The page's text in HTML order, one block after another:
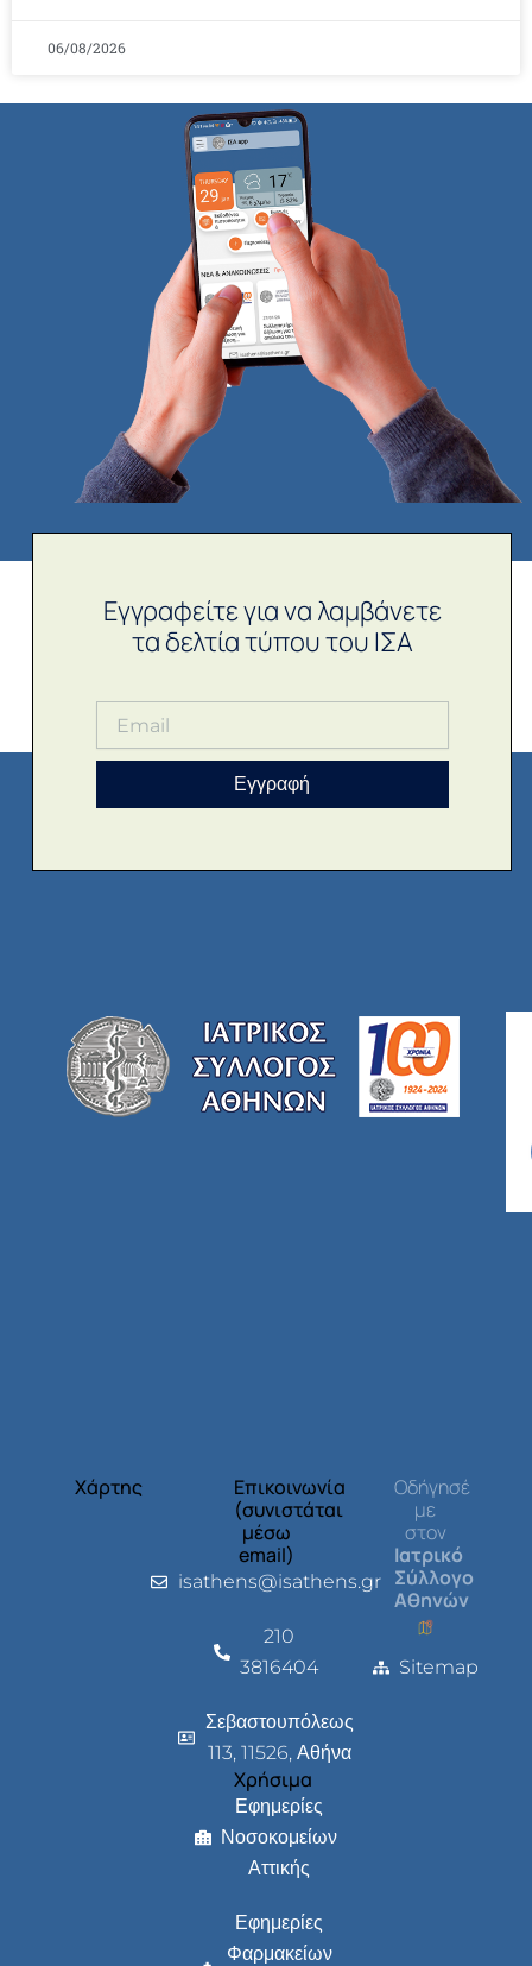
06/08/2026
Εγγραφείτε για να λαμβάνετε
τα δελτία τύπου του ΙΣΑ
Εγγραφή
Χάρτης
Επικοινωνία
(συνιστάται
μέσω
email)
isathens@isathens.gr
210
3816404
Σεβαστουπόλεως
113, 11526, Αθήνα
Χρήσιμα
Εφημερίες
Νοσοκομείων
Αττικής
Εφημερίες
Φαρμακείων
Οδήγησέ
με
στον
Ιατρικό
Σύλλογο
Αθηνών
Sitemap